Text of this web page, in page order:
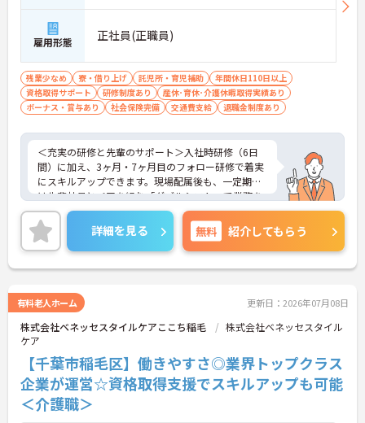
雇用形態 正社員(正職員)
残業少なめ 寮・借り上げ 託児所・育児補助
年間休日110日以上
資格取得サポート
研修制度あり
産休･育休･介護休暇取得実績あり
ボーナス・賞与あり
社会保険完備 交通費支給 退職金制度あり
＜充実の研修と先輩のサポート＞入社時研修（6日
間）に加え、3ヶ月・7ヶ月目のフォロー研修で着実
にスキルアップできます。現場配属後も、一定期間
は先輩社員とペアを組む「ダブルシフト」で業務を
習得できるので、一人で抱え込むことはありませ
ん。
＜頑張りが給与に直結！専門性を磨いて年収アップ
＞経験やスキルがしっかり給与に反映される仕組み
です。定期昇給に加え、独自の社内専門資格制度
の専門性を認定されると、1資格につき月給＋1万円
（最大4万円）の手当がつきます。キャリアアップす
れば年収UPも目指せるため、高いモチベーションで
働き続けられます。
＜家族も嬉しい！ベネッセグループならではの手厚
い福利厚生＞ご家族も支える制度が満載♪産休・育
休の取得実績も多数あり、ライフステージが変わっ
ても長く安心して働き続けられる環境が整っていま
す。
詳細を見る 無料 紹介してもらう
有料老人ホーム 更新日：2026年07月08日
株式会社ベネッセスタイルケアここち稲毛
株式会社ベネッセスタイル
ケア
【千葉市稲毛区】働きやすさ◎業界トップクラス
企業が運営☆資格取得支援でスキルアップも可能
＜介護職＞